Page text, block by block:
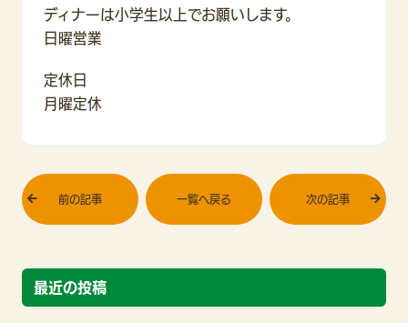
ディナーは小学生以上でお願いします。
日曜営業
定休日
月曜定休
前の記事 一覧へ戻る 次の記事
最近の投稿